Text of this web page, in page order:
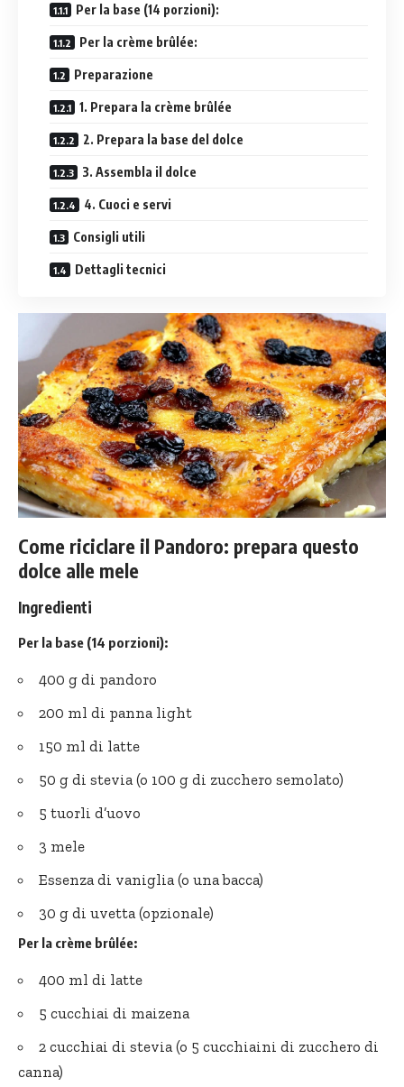
Per la base (14 porzioni):
Per la crème brûlée:
Preparazione
1. Prepara la crème brûlée
2. Prepara la base del dolce
3. Assembla il dolce
4. Cuoci e servi
Consigli utili
Dettagli tecnici
Come riciclare il Pandoro: prepara questo
dolce alle mele
Ingredienti
Per la base (14 porzioni):
400 g di pandoro
200 ml di panna light
150 ml di latte
50 g di stevia (o 100 g di zucchero semolato)
5 tuorli d’uovo
3 mele
Essenza di vaniglia (o una bacca)
30 g di uvetta (opzionale)
Per la crème brûlée:
400 ml di latte
5 cucchiai di maizena
2 cucchiai di stevia (o 5 cucchiaini di zucchero di
canna)